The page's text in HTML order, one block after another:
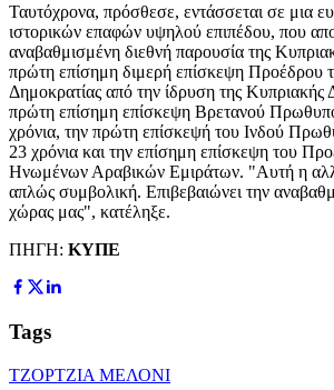
Ταυτόχρονα, πρόσθεσε, εντάσσεται σε μια
ιστορικών επαφών υψηλού επιπέδου, που
αναβαθμισμένη διεθνή παρουσία της
πρώτη επίσημη διμερή επίσκεψη Προέδρου
Δημοκρατίας από την ίδρυση της Κυπριακής
πρώτη επίσημη επίσκεψη Βρετανού
χρόνια, την πρώτη επίσκεψή του Ινδού
23 χρόνια και την επίσημη επίσκεψη του
Ηνωμένων Αραβικών Εμιράτων. "Αυτή η
απλώς συμβολική. Επιβεβαιώνει την
χώρας μας", κατέληξε.
ΠΗΓΗ: KΥΠΕ
Tags
ΤΖΟΡΤΖΙΑ ΜΕΛΟΝΙ